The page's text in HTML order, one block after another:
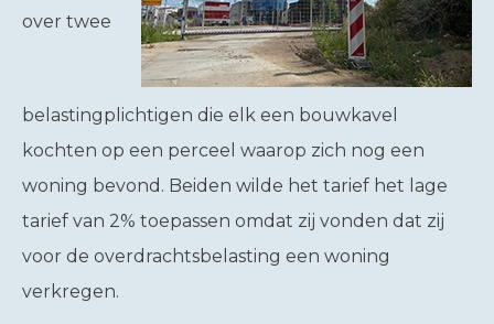
over twee
belastingplichtigen die elk een bouwkavel
kochten op een perceel waarop zich nog een
woning bevond. Beiden wilde het tarief het lage
tarief van 2% toepassen omdat zij vonden dat zij
voor de overdrachtsbelasting een woning
verkregen.